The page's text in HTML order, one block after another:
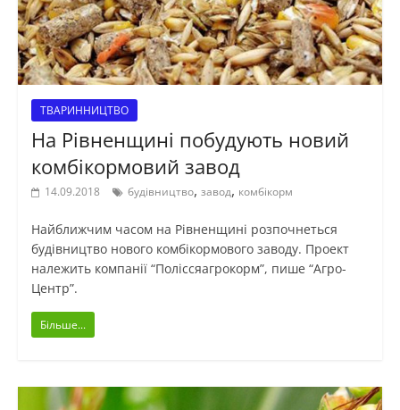
ТВАРИННИЦТВО
На Рівненщині побудують новий
комбікормовий завод
14.09.2018 будівництво, завод, комбікорм
Найближчим часом на Рівненщині розпочнеться
будівництво нового комбікормового заводу. Проект
належить компанії “Поліссяагрокорм”, пише “Агро-
Центр”.
Більше...